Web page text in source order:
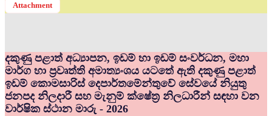
Attachment
දකුණු පළාත් අධ්‍යාපන, ඉඩම් හා ඉඩම් සංවර්ධන, මහා
මාර්ග හා ප්‍රවෘත්ති අමාත්‍යංශය යටතේ ඇති දකුණු පළාත්
ඉඩම් කොමසාරිස් දෙපාර්තමේන්තුවේ සේවයේ නියුතු
ජනපද නිලදාරී සහ මැනුම් ක්ෂේත්‍ර නිලධාරීන් සඳහා වන
වාර්ෂික ස්ථාන මාරු - 2026